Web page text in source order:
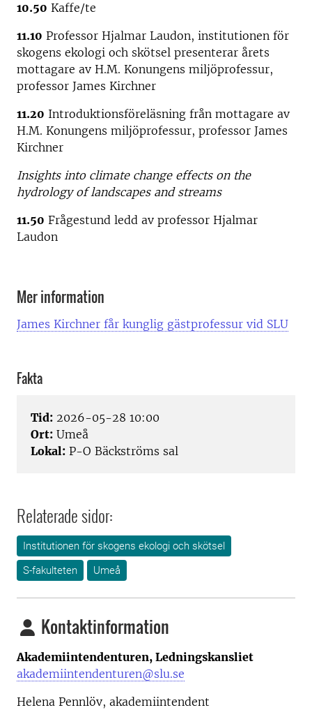
10.50 Kaffe/te
11.10 Professor Hjalmar Laudon, institutionen för
skogens ekologi och skötsel presenterar årets
mottagare av H.M. Konungens miljöprofessur,
professor James Kirchner
11.20 Introduktionsföreläsning från mottagare av
H.M. Konungens miljöprofessur, professor James
Kirchner
Insights into climate change effects on the
hydrology of landscapes and streams
11.50 Frågestund ledd av professor Hjalmar
Laudon
Mer information
James Kirchner får kunglig gästprofessur vid SLU
Fakta
Tid: 2026-05-28 10:00
Ort: Umeå
Lokal: P-O Bäckströms sal
Relaterade sidor:
Institutionen för skogens ekologi och skötsel
S-fakulteten
Umeå
Kontaktinformation
Akademiintendenturen, Ledningskansliet
akademiintendenturen@slu.se
Helena Pennlöv, akademiintendent